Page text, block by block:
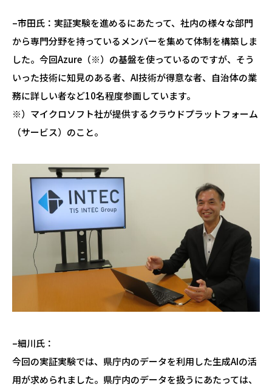
–市田氏：実証実験を進めるにあたって、社内の様々な部門
から専門分野を持っているメンバーを集めて体制を構築しま
した。今回Azure（※）の基盤を使っているのですが、そう
いった技術に知見のある者、AI技術が得意な者、自治体の業
務に詳しい者など10名程度参画しています。
※） マイクロソフト社が提供するクラウドプラットフォーム
（サービス）のこと。
–細川氏：
今回の実証実験では、県庁内のデータを利用した生成AIの活
用が求められました。県庁内のデータを扱うにあたっては、